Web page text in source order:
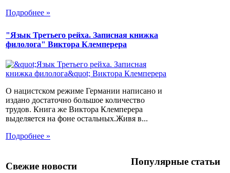
Подробнее »
"Язык Третьего рейха. Записная книжка
филолога" Виктора Клемперера
О нацистском режиме Германии написано и
издано достаточно большое количество
трудов. Книга же Виктора Клемперера
выделяется на фоне остальных.Живя в...
Подробнее »
Свежие новости Популярные статьи